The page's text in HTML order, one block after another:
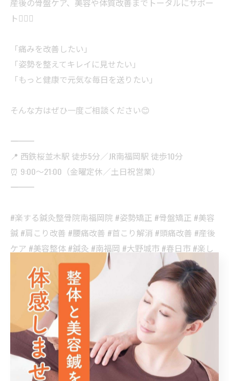
産後の骨盤ケア、美容や体質改善までトータルにサポー
ト💆‍♀️✨
「痛みを改善したい」
「姿勢を整えてキレイに見せたい」
「もっと健康で元気な毎日を送りたい」
そんな方はぜひ一度ご相談ください😊
――――――――――
📍 西鉄桜並木駅 徒歩5分／JR南福岡駅 徒歩10分
⏰ 9:00〜21:00（金曜定休／土日祝営業）
――――――――――
#楽する鍼灸整骨院南福岡院 #姿勢矯正 #骨盤矯正 #美容
鍼 #肩こり改善 #腰痛改善 #首こり解消 #頭痛改善 #産後
ケア #美容整体 #鍼灸 #南福岡 #大野城市 #春日市 #楽し
てキレイに元気に
博多区で美容鍼を活用したケア
博多区で身体を整える鍼
灸
美容鍼 鍼灸